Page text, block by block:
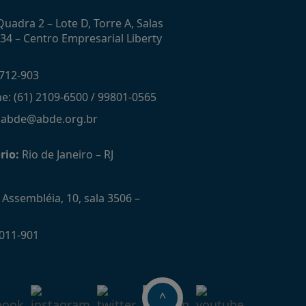
2 – Lote D, Torre A, Salas
– Centro Empresarial Liberty
903
(61) 2109-6500 / 99801-0565
Rio de Janeiro – RJ
10, sala 3506 –
901
^